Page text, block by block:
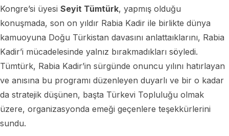
Kongre’si üyesi Seyit Tümtürk, yapmış olduğu
konuşmada, son on yıldır Rabia Kadir ile birlikte dünya
kamuoyuna Doğu Türkistan davasını anlattaıklarını, Rabia
Kadir’i mücadelesinde yalnız bırakmadıkları söyledi.
Tümtürk, Rabia Kadir’in sürgünde onuncu yılını hatırlayan
ve anısına bu programı düzenleyen duyarlı ve bir o kadar
da stratejik düşünen, başta Türkevi Topluluğu olmak
üzere, organizasyonda emeği geçenlere teşekkürlerini
sundu.